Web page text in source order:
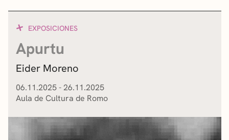
EXPOSICIONES
Apurtu
Eider Moreno
06.11.2025 - 26.11.2025
Aula de Cultura de Romo